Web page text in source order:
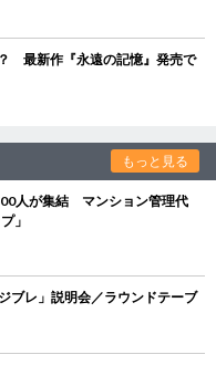
最新作『永遠の記憶』発売で
もっと見る
人が集結 マンション管理代
」
レ」説明会／ラウンドテーブ